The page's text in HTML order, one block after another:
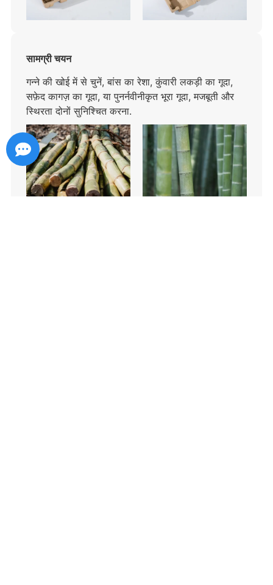
सामग्री चयन
गन्ने की खोई में से चुनें, बांस का रेशा, कुंवारी लकड़ी का गूदा,
सफ़ेद कागज़ का गूदा, या पुनर्नवीनीकृत भूरा गूदा, मजबूती और
स्थिरता दोनों सुनिश्चित करना.